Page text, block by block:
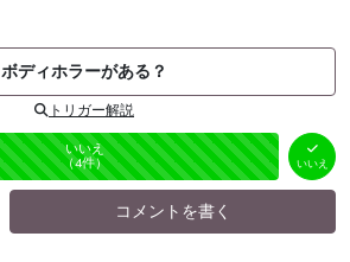
ボディホラーがある？
トリガー解説
いいえ
（4件） いいえ
コメントを書く